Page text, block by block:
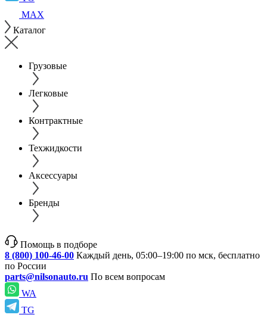
MAX
Каталог
Грузовые
Легковые
Контрактные
Техжидкости
Аксессуары
Бренды
Помощь в подборе
8 (800) 100-46-00 Каждый день, 05:00–19:00 по мск, бесплатно
по России
parts@nilsonauto.ru По всем вопросам
WA
TG